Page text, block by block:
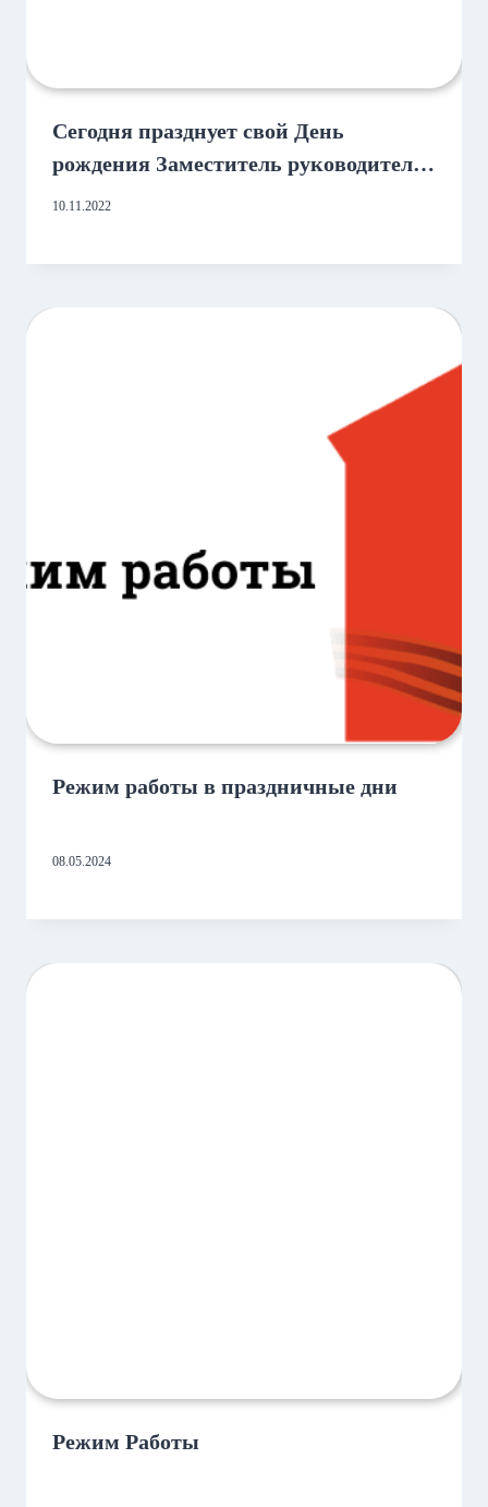
Сегодня празднует свой День
рождения Заместитель руководителя
обособленного подразделения в г.
10.11.2022
Режим работы в праздничные дни
08.05.2024
Режим Работы